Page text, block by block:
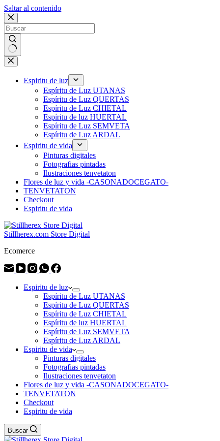
Saltar al contenido
Sin
resultados
Espiritu de luz
Espíritu de Luz UTANAS
Espíritu de Luz QUERTAS
Espíritu de Luz CHIETAL
Espíritu de luz HUERTAL
Espíritu de Luz SEMVETA
Espíritu de Luz ARDAL
Espiritu de vida
Pinturas digitales
Fotografias pintadas
Ilustraciones tenvetaton
Flores de luz y vida -CASONADOCEGATO-
TENVETATON
Checkout
Espiritu de vida
Stillherex.com Store Digital
Ecomerce
Espiritu de luz
Espíritu de Luz UTANAS
Espíritu de Luz QUERTAS
Espíritu de Luz CHIETAL
Espíritu de luz HUERTAL
Espíritu de Luz SEMVETA
Espíritu de Luz ARDAL
Espiritu de vida
Pinturas digitales
Fotografias pintadas
Ilustraciones tenvetaton
Flores de luz y vida -CASONADOCEGATO-
TENVETATON
Checkout
Espiritu de vida
Buscar